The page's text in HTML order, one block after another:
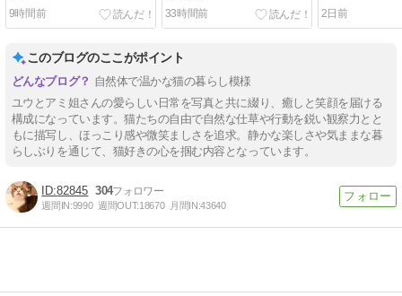
9時間前
33時間前
2日前
このブログのここがポイント
自然体で温かな猫の暮らし模様
ユウとアミ姐さんの愛らしい日常を写真と共に綴り、癒しと笑顔を届ける
構成になっています。猫たちの自由で自然な仕草や行動を鋭い観察力とと
もに描写し、ほっこり感や微笑ましさを追求。静かな楽しさや気ままな暮
らしぶりを通じて、猫好きの心を掴む内容となっています。
82845 304
週間IN:9990 週間OUT:18670 月間IN:43640